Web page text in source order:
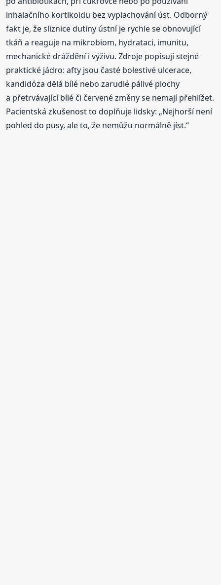
inhalačního kortikoidu bez vyplachování úst. Odborný
fakt je, že sliznice dutiny ústní je rychle se obnovující
tkáň a reaguje na mikrobiom, hydrataci, imunitu,
mechanické dráždění i výživu. Zdroje popisují stejné
praktické jádro: afty jsou časté bolestivé ulcerace,
kandidóza dělá bílé nebo zarudlé pálivé plochy
a přetrvávající bílé či červené změny se nemají přehlížet.
Pacientská zkušenost to doplňuje lidsky: „Nejhorší není
pohled do pusy, ale to, že nemůžu normálně jíst.“